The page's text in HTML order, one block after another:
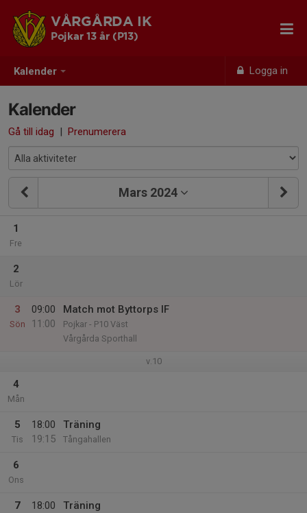
Kalender Logga in
VÅRGÅRDA IK
Pojkar 13 år (P13)
Kalender
Gå till idag | Prenumerera
Mars 2024
1
Fre
2
Lör
3
Sön
09:00
11:00
Match mot Byttorps IF
Pojkar - P10 Väst
Vårgårda Sporthall
v.10
4
Mån
5
Tis
18:00
19:15
Träning
Tångahallen
6
Ons
7
18:00
Träning